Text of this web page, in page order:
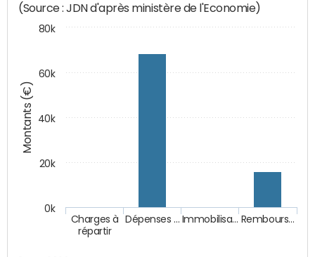
Montants (€)
(Source : JDN d'après ministère de l'Economie)
Charges à
répartir
Dépenses … Immobilisa… Rembours…
0k
20k
40k
60k
80k